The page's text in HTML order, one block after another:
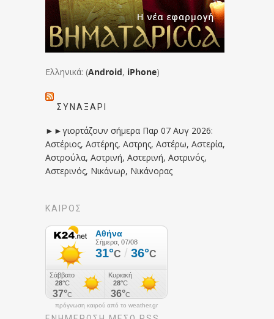
Ελληνικά: (Android, iPhone)
ΣΥΝΑΞΆΡΙ
►►γιορτάζουν σήμερα Παρ 07 Αυγ 2026:
Αστέριος, Αστέρης, Αστρης, Αστέρω, Αστερία,
Αστρούλα, Αστρινή, Αστερινή, Αστρινός,
Αστερινός, Νικάνωρ, Νικάνορας
ΚΑΙΡΟΣ
πρόγνωση καιρού από το weather.gr